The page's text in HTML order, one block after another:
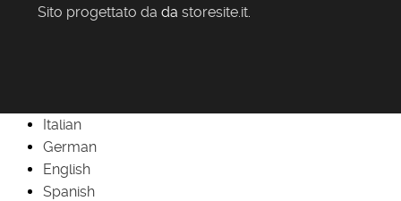
Sito progettato da da storesite.it.
Italian
German
English
Spanish